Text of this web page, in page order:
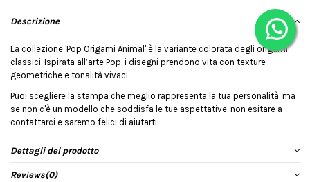
Descrizione
La collezione 'Pop Origami Animal' è la variante colorata degli origami
classici. Ispirata all’arte Pop, i disegni prendono vita con texture
geometriche e tonalità vivaci.
Puoi scegliere la stampa che meglio rappresenta la tua personalità, ma
se non c'è un modello che soddisfa le tue aspettative, non esitare a
contattarci e saremo felici di aiutarti.
Dettagli del prodotto
Reviews(0)